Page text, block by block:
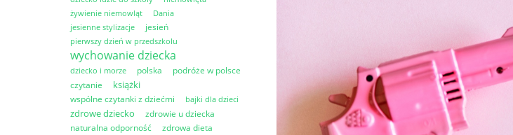
żywienie niemowląt
Dania
jesienne stylizacje
jesień
pierwszy dzień w przedszkolu
wychowanie dziecka
dziecko i morze polska
podróże w polsce
czytanie
książki
wspólne czytanki z dziećmi bajki dla dzieci
zdrowe dziecko
zdrowie u dziecka
naturalna odporność
zdrowa dieta